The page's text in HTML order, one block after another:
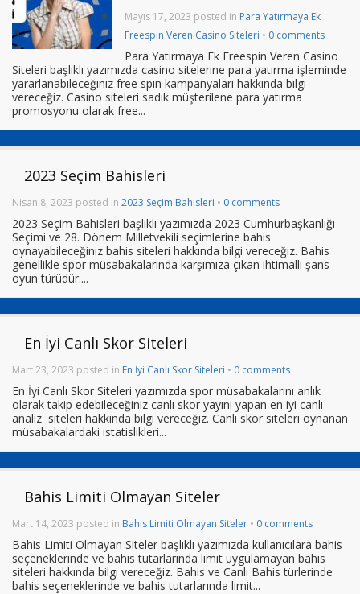
Mayıs 17, 2023 posted in Para Yatırmaya Ek
Freespin Veren Casino Siteleri • 0 comments
Para Yatırmaya Ek Freespin Veren Casino
Siteleri başlıklı yazımızda casino sitelerine para yatırma işleminde
yararlanabileceğiniz free spin kampanyaları hakkında bilgi
vereceğiz. Casino siteleri sadık müşterilene para yatırma
promosyonu olarak free...
2023 Seçim Bahisleri
Nisan 8, 2023 posted in 2023 Seçim Bahisleri • 0 comments
2023 Seçim Bahisleri başlıklı yazımızda 2023 Cumhurbaşkanlığı
Seçimi ve 28. Dönem Milletvekili seçimlerine bahis
oynayabileceğiniz bahis siteleri hakkında bilgi vereceğiz. Bahis
genellikle spor müsabakalarında karşımıza çıkan ihtimalli şans
oyun türüdür....
En İyi Canlı Skor Siteleri
Mart 23, 2023 posted in En İyi Canlı Skor Siteleri • 0 comments
En İyi Canlı Skor Siteleri yazımızda spor müsabakalarını anlık
olarak takip edebileceğiniz canlı skor yayını yapan en iyi canlı
analiz siteleri hakkında bilgi vereceğiz. Canlı skor siteleri oynanan
müsabakalardaki istatislikleri...
Bahis Limiti Olmayan Siteler
Mart 14, 2023 posted in Bahis Limiti Olmayan Siteler • 0 comments
Bahis Limiti Olmayan Siteler başlıklı yazımızda kullanıcılara bahis
seçeneklerinde ve bahis tutarlarında limit uygulamayan bahis
siteleri hakkında bilgi vereceğiz. Bahis ve Canlı Bahis türlerinde
bahis seçeneklerinde ve bahis tutarlarında limit...